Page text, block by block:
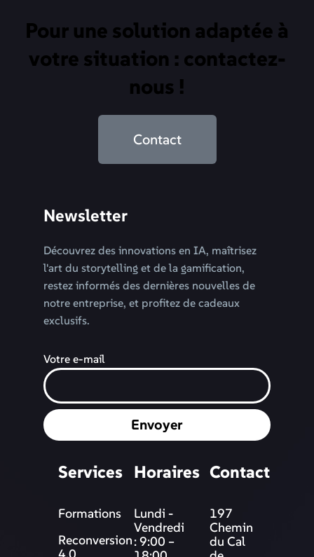
Pour une solution adaptée à
votre situation : contactez-
nous !
Contact
Newsletter
Découvrez des innovations en IA, maîtrisez
l'art du storytelling et de la gamification,
restez informés des dernières nouvelles de
notre entreprise, et profitez de cadeaux
exclusifs.
Votre e-mail
Envoyer
Services
Formations
Reconversion
Horaires
Lundi -
Vendredi
: 9:00 –
Contact
197
Chemin
du Cal